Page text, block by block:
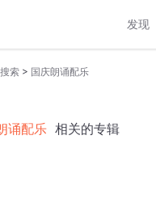
发现
搜索 > 国庆朗诵配乐
诵配乐 相关的专辑